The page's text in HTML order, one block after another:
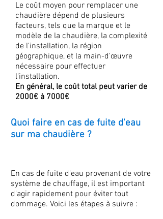
Le coût moyen pour remplacer une
chaudière dépend de plusieurs
facteurs, tels que la marque et le
modèle de la chaudière, la complexité
de l'installation, la région
géographique, et la main-d'œuvre
nécessaire pour effectuer
l'installation.
En général, le coût total peut varier de
2000€ à 7000€
Quoi faire en cas de fuite d'eau
sur ma chaudière ?
En cas de fuite d'eau provenant de votre
système de chauffage, il est important
d'agir rapidement pour éviter tout
dommage. Voici les étapes à suivre :